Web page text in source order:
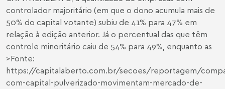
controlador majoritário (em que o dono acumula mais de
50% do capital votante) subiu de 41% para 47% em
relação à edição anterior. Já o percentual das que têm
controle minoritário caiu de 54% para 49%, enquanto as
>Fonte:
https://capitalaberto.com.br/secoes/reportagem/
com-capital-pulverizado-movimentam-mercado-de-